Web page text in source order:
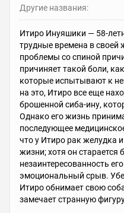
Другие названия:
Итиро Инуяшики — 58-
трудные времена в своей
проблемы со спиной
причиняет такой боли,
которые испытывают к
на это, Итиро все еще
брошенной сиба-ину,
Однако его жизнь
последующее
что у Итиро рак желудка
жизни; хотя он старается
незаинтересованность
эмоциональный срыв.
Итиро обнимает свою
замечает странную